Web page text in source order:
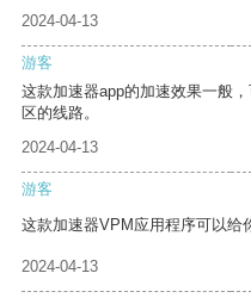
2024-04-13
游客
这款加速器app的加速效果一般
区的线路。
2024-04-13
游客
这款加速器VPM应用程序可以给
2024-04-13